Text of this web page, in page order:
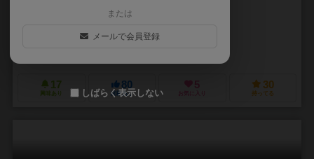
17
興味あり
80
経験あり
5
お気に入り
30
持ってる
または
メールで会員登録
しばらく表示しない